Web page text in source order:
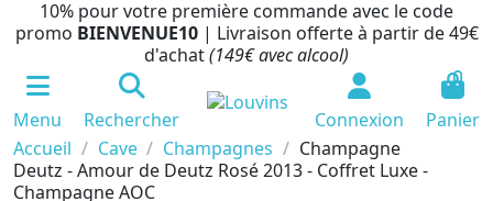
10% pour votre première commande avec le code
promo BIENVENUE10 | Livraison offerte à partir de 49€
d'achat(149€ avec alcool)
Menu Rechercher Connexion
0
Panier
Accueil
Cave Champagnes
Champagne
Deutz - Amour de Deutz Rosé 2013 - Coffret Luxe -
Champagne AOC